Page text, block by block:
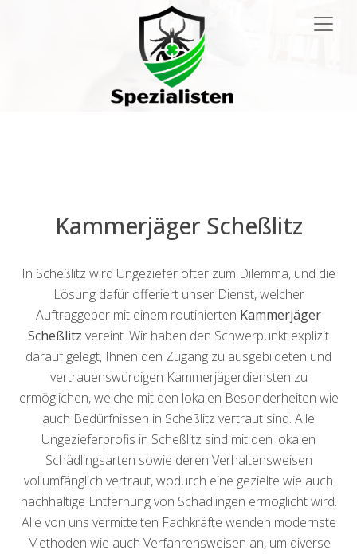
Kammerjäger Scheßlitz
In Scheßlitz wird Ungeziefer öfter zum Dilemma, und die
Lösung dafür offeriert unser Dienst, welcher
Auftraggeber mit einem routinierten Kammerjäger
Scheßlitz vereint. Wir haben den Schwerpunkt explizit
darauf gelegt, Ihnen den Zugang zu ausgebildeten und
vertrauenswürdigen Kammerjägerdiensten zu
ermöglichen, welche mit den lokalen Besonderheiten wie
auch Bedürfnissen in Scheßlitz vertraut sind. Alle
Ungezieferprofis in Scheßlitz sind mit den lokalen
Schädlingsarten sowie deren Verhaltensweisen
vollumfänglich vertraut, wodurch eine gezielte wie auch
nachhaltige Entfernung von Schädlingen ermöglicht wird.
Alle von uns vermittelten Fachkräfte wenden modernste
Methoden wie auch Verfahrensweisen an, um diverse